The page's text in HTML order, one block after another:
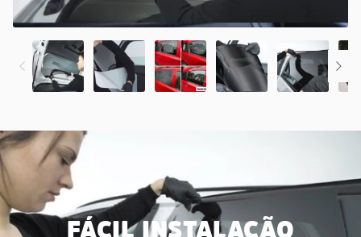
FÁCIL INSTALAÇÃO